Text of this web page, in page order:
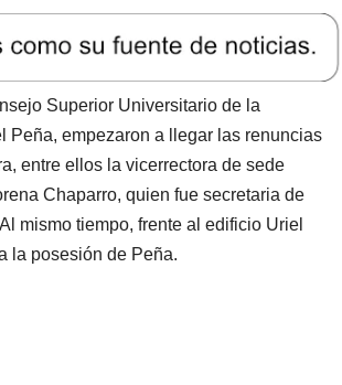
Superior Universitario de la
Peña, empezaron a llegar las renuncias
entre ellos la vicerrectora de sede
Chaparro, quien fue secretaria de
mismo tiempo, frente al edificio Uriel
la posesión de Peña.